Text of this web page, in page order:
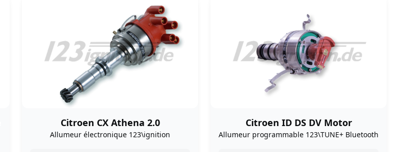
Citroen CX Athena 2.0
Allumeur électronique 123\ignition
Citroen ID DS DV Motor
Allumeur programmable 123\TUNE+ Bluetooth